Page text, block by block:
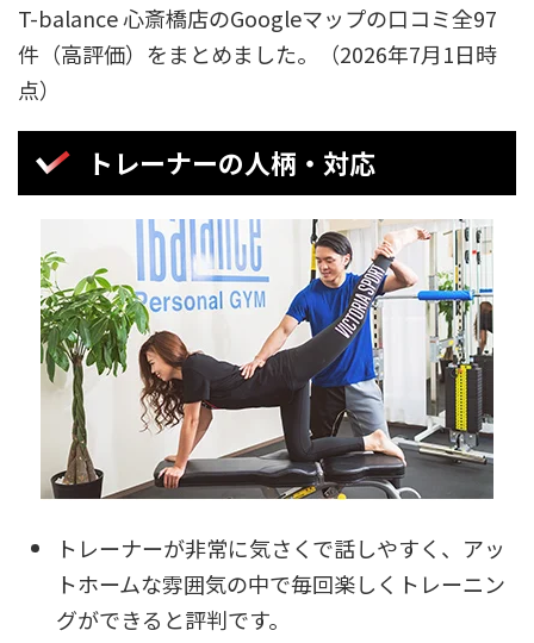
T-balance 心斎橋店のGoogleマップの口コミ全97
件（高評価）をまとめました。（2026年7月1日時
点）
トレーナーの人柄・対応
トレーナーが非常に気さくで話しやすく、アッ
トホームな雰囲気の中で毎回楽しくトレーニン
グができると評判です。